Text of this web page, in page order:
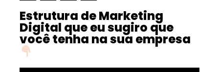
Estrutura de Marketing
Digital que eu sugiro que
você tenha na sua empresa